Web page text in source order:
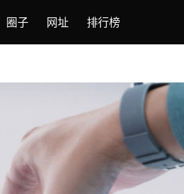
圈子 网址 排行榜